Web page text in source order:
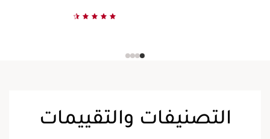
التصنيفات والتقييمات